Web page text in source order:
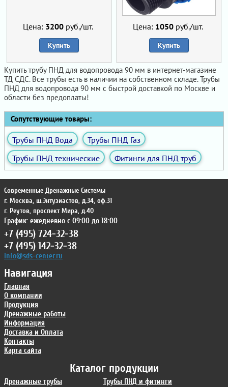
Цена: 3200руб./шт.
Купить
Цена: 1050руб./шт.
Купить
Купить трубу ПНД для водопровода 90 мм в интернет-магазине
ТД СДС. Все трубы есть в наличии на собственном складе. Трубы
ПНД для водопровода 90 мм с быстрой доставкой по Москве и
области без предоплаты!
Сопутствующие товары:
Трубы ПНД Вода
Трубы ПНД Газ
Трубы ПНД технические
Фитинги для ПНД труб
Каталог продукции
Дренажные трубы
Трубы ПНД и фитинги
Навигация
Главная
О компании
Продукция
Дренажные работы
Информация
Доставка и Оплата
Контакты
Карта сайта
Современные Дренажные Системы
г. Москва, ш.Энтузиастов, д.34, оф.31
г. Реутов, проспект Мира, д.40
График: ежедневно с 09:00 до 18:00
+7 (495) 724-32-38
+7 (495) 142-32-38
info@sds-center.ru